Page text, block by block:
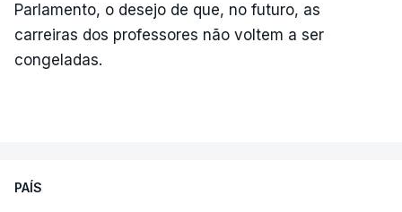
Parlamento, o desejo de que, no futuro, as
carreiras dos professores não voltem a ser
congeladas.
PAÍS